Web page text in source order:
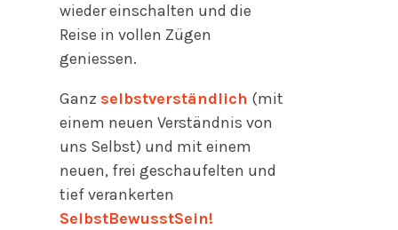
wieder einschalten und die
Reise in vollen Zügen
geniessen.
Ganz selbstverständlich (mit
einem neuen Verständnis von
uns Selbst) und mit einem
neuen, frei geschaufelten und
tief verankerten
SelbstBewusstSein!